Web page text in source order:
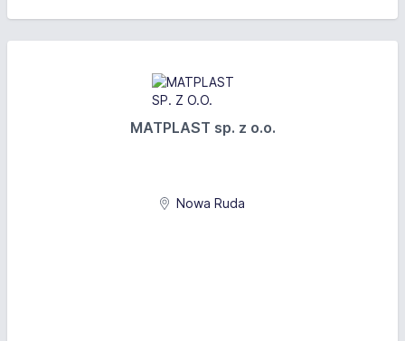
MATPLAST sp. z o.o.
Nowa Ruda